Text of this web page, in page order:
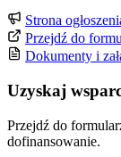
Strona
Przejdź do
Dokumenty i
Uzyskaj
Przejdź do
dofinansowanie.